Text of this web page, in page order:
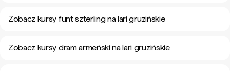
Zobacz kursy funt szterling na lari gruzińskie
Zobacz kursy dram armeński na lari gruzińskie